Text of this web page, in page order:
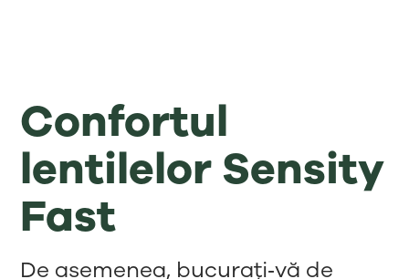
Confortul
lentilelor Sensity
Fast
De asemenea, bucurați‑vă de